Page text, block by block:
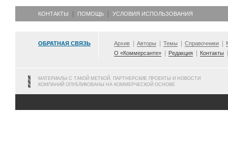
КОНТАКТЫ ПОМОЩЬ УСЛОВИЯ ИСПОЛЬЗОВАНИЯ
ОБРАТНАЯ СВЯЗЬ Архив Авторы Темы Справочники
О «Коммерсанте»
Редакция Контакты
МАТЕРИАЛЫ С ТАКОЙ МЕТКОЙ, ПАРТНЕРСКИЕ ПРОЕКТЫ И НОВОСТИ
КОМПАНИЙ ОПУБЛИКОВАНЫ НА КОММЕРЧЕСКОЙ ОСНОВЕ